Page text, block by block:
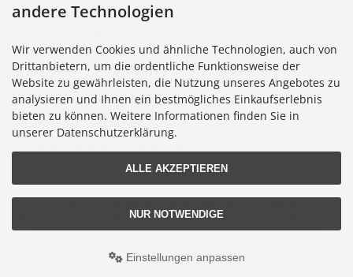
Sitemap Torso.de
Cookie Einstellungen
Informationen zu Farbkarten
Informationen zu Farbfächern
Alle Preise exkl. gesetzl. MwSt. zzgl.Versandkosten. Die durchgestrichenen Preise
entsprechen dem bisherigen Preis bei Torso GmbH Farbkarten-Shop.
modified eCommerce Shopsoftware © 2009-2026 • Design & Programmierung
andere Technologien
Wir verwenden Cookies und ähnliche Technologien, auch von
Drittanbietern, um die ordentliche Funktionsweise der
Website zu gewährleisten, die Nutzung unseres Angebotes zu
analysieren und Ihnen ein bestmögliches Einkaufserlebnis
bieten zu können. Weitere Informationen finden Sie in
unserer Datenschutzerklärung.
ALLE AKZEPTIEREN
NUR NOTWENDIGE
Einstellungen anpassen